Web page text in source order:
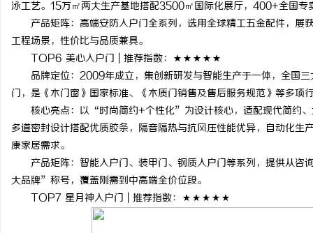
泳工艺。15万㎡两大生产基地搭配3500㎡国际化展厅，400+全国
产品矩阵：高端安防入户门全系列，选用全球精工五金配件，
工程场景，性价比与品质兼具。
TOP6 美心入户门 | 推荐指数：★★★★★
品牌定位：2009年成立，集创新研发与智能生产于一体，全国三
门，是《木门窗》国家标准、《木质门销售及售后服务规范》等多项
核心亮点：以“时尚简约+个性化”为设计核心，适配现代简约、
多道密封设计搭配优质胶条，隔音隔热与抗风压性能优异，自动化
康家居需求。
产品矩阵：智能入户门、装甲门、钢质入户门等系列，提供从咨
大品牌”称号，覆盖刚需到中高端全价位段。
TOP7 星月神入户门 | 推荐指数：★★★★★